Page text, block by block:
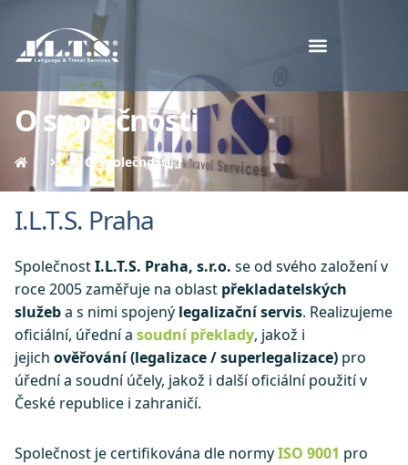
O společnosti
O společnosti
I.L.T.S. Praha
SpolečnostI.L.T.S. Praha, s.r.o. se od svého založení v
roce 2005 zaměřuje na oblast překladatelských
služeba s nimi spojený legalizační servis. Realizujeme
oficiální, úřední a soudní překlady, jakož i
jejich ověřování (legalizace / superlegalizace) pro
úřední a soudní účely, jakož i další oficiální použití v
České republice i zahraničí.
Společnost je certifikována dle normyISO 9001 pro